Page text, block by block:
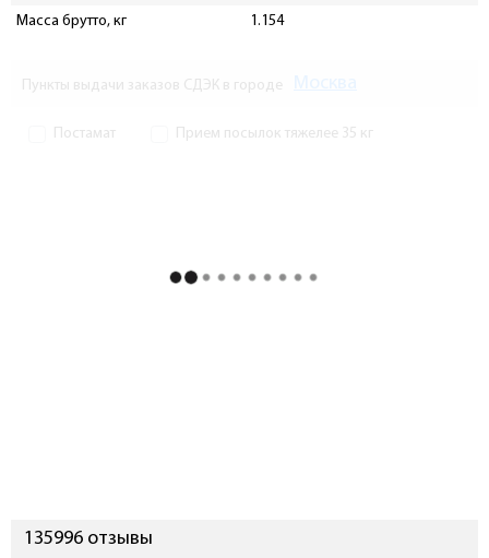
Масса брутто, кг
1.154
Пункты выдачи заказов СДЭК в городе
Постамат Прием посылок тяжелее 35 кг
135996 отзывы